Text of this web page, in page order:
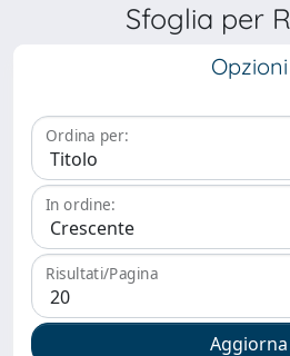
Sfoglia per
Opzioni
Ordina per:
In ordine:
Risultati/Pagina